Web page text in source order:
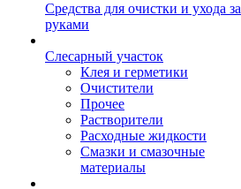
Средства для очистки и ухода за
руками
Слесарный участок
Клея и герметики
Очистители
Прочее
Растворители
Расходные жидкости
Смазки и смазочные
материалы